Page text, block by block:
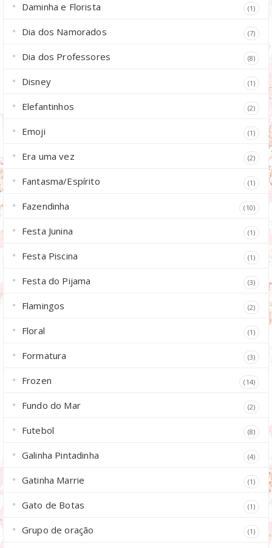
Daminha e Florista (1)
Dia dos Namorados (7)
Dia dos Professores (8)
Disney (1)
Elefantinhos (2)
Emoji (1)
Era uma vez (2)
Fantasma/Espírito (1)
Fazendinha (10)
Festa Junina (1)
Festa Piscina (1)
Festa do Pijama (3)
Flamingos (2)
Floral (1)
Formatura (3)
Frozen (14)
Fundo do Mar (2)
Futebol (8)
Galinha Pintadinha (4)
Gatinha Marrie (1)
Gato de Botas (1)
Grupo de oração (1)